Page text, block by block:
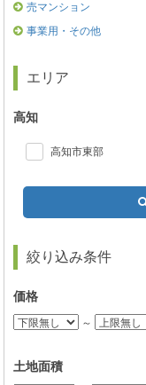
売マンション
事業用・その他
エリア
高知
高知市東部
絞り込み条件
価格
～
土地面積